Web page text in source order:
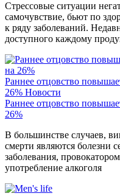
Стрессовые ситуации
самочувствие, бьют по
к ряду заболеваний.
доступного каждому
Раннее отцовство
26% Новости
Раннее отцовство
26%
В большинстве случаев,
смерти являются болезни
заболевания,
употребление алкоголя